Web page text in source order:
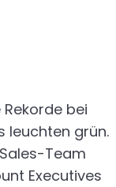
bei
leuchten grün.
Team
Executives